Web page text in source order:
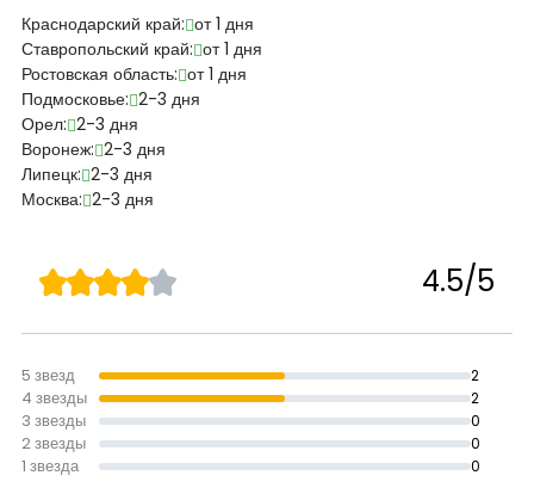
Краснодарский край: от 1 дня
Ставропольский край: от 1 дня
Ростовская область: от 1 дня
Подмосковье: 2-3 дня
Орел: 2-3 дня
Воронеж: 2-3 дня
Липецк: 2-3 дня
Москва: 2-3 дня
4.5/5
5 звезд 2
4 звезды 2
3 звезды 0
2 звезды 0
1 звезда 0